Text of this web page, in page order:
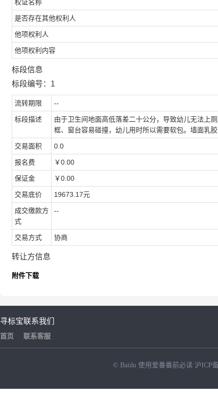
权证名称
是否存在其他权利人
他项权利人
他项权利内容
标段信息
标段编号：1
流转期限 --
标段描述
由于卫生间地面高低落差二十公分，导致幼儿无法上
框、窗台容易碰撞，幼儿用时所以需要软包。墙面乳
交易面积 0.0
报名费 ￥0.00
保证金 ￥0.00
交易底价 19673.17元
成交缴款方
式
--
交易方式 协商
转让方信息
附件下载
寻标宝
首页
联系我们
联系客服
© Baidu 使用爱番番前必读 沪ICP